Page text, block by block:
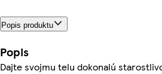
Popis produktu
Popis
Dajte svojmu telu dokonalú